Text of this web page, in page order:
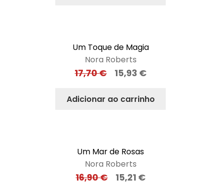
Um Toque de Magia
Nora Roberts
17,70€ 15,93 €
Adicionar ao carrinho
Um Mar de Rosas
Nora Roberts
16,90€ 15,21 €